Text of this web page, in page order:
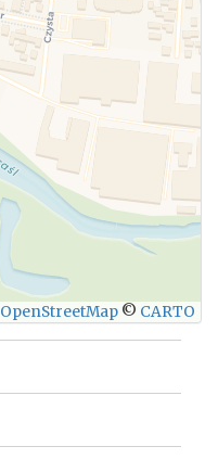
OpenStreetMap © CARTO